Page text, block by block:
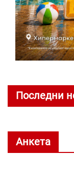
Последни
Анкета